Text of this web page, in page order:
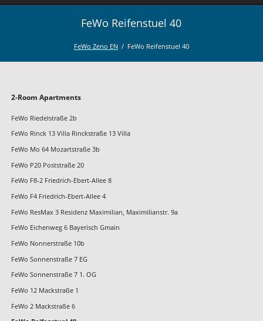
FeWo Reifenstuel 40
FeWo Zeno EN FeWo Reifenstuel 40
Skip
2-Room Apartments
FeWo Riedelstraße 2b
FeWo Rinck 13 Villa Rinckstraße 13 Villa
FeWo Mo 64 Mozartstraße 3b
FeWo P20 Poststraße 20
FeWo F8-2 Friedrich-Ebert-Allee 8
FeWo F4 Friedrich-Ebert-Allee 4
FeWo ResMax 3 Residenz Maximilian, Maximilianstr. 9a
FeWo Eichenweg 6 Bayerisch Gmain
FeWo Nonnerstraße 10b
FeWo Sonnenstraße 7 EG
FeWo Sonnenstraße 7 1. OG
FeWo 12 Mackstraße 1
FeWo 2 Mackstraße 6